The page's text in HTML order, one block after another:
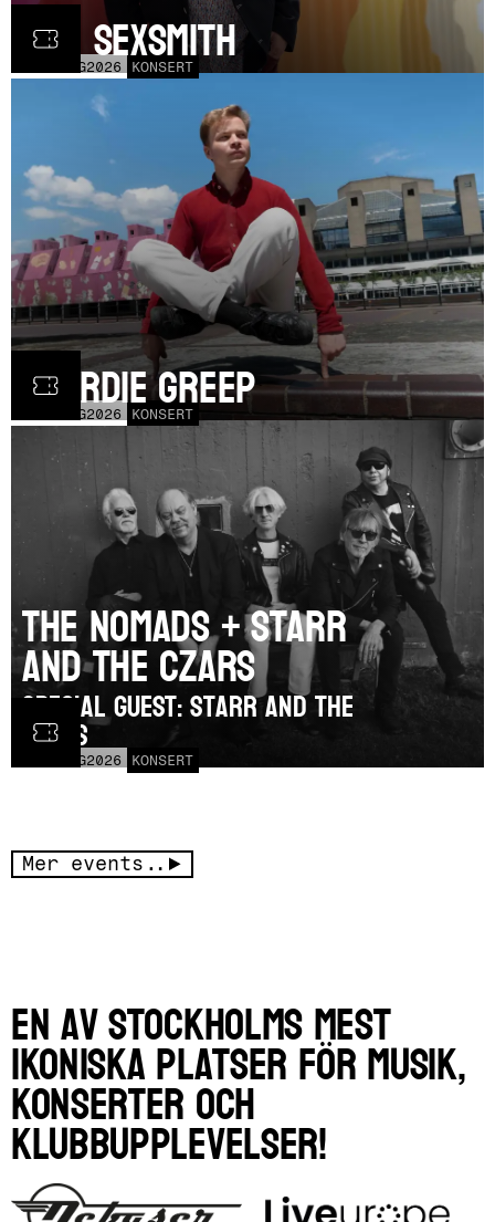
AUG2026 KONSERT
Ron Sexsmith
AUG2026 KONSERT
Geordie Greep
AUG2026 KONSERT
The Nomads + Starr
and the Czars
SPECIAL GUEST: Starr and the
Czars
Mer events..
En av Stockholms mest
ikoniska platser för musik,
konserter och
klubbupplevelser!